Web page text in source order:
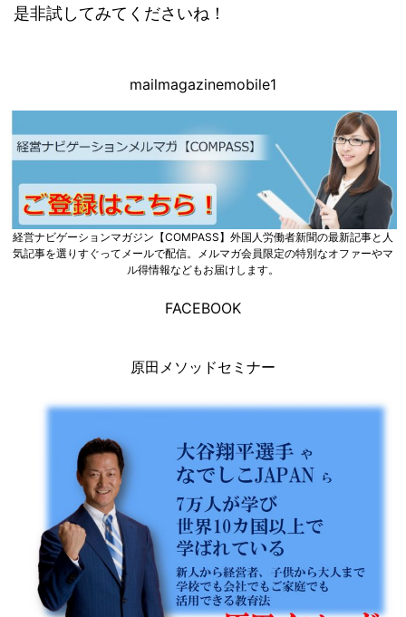
是非試してみてくださいね！
mailmagazinemobile1
経営ナビゲーションマガジン【COMPASS】外国人労働者新聞の最新記事と人
気記事を選りすぐってメールで配信。メルマガ会員限定の特別なオファーやマ
ル得情報などもお届けします。
FACEBOOK
原田メソッドセミナー